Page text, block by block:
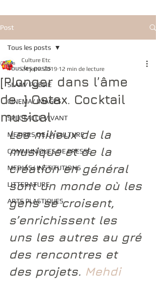
Post
Tous les posts
SLAM/ POESIE
CINEMA/ IMAGES
SPECTACLE VIVANT
METIERS DE LA CULTURE
COMMUNIQUES DE PRESSE
MEDIAS/ INSTITUTIONS
LITTERATURE
ARTS PLASTIQUES
Tous les posts
[Plonger dans l’âme
de...] Ostax. Cocktail
musical
Culture Etc
24 janv. 2019 12 min de lecture
Les milieux de la
musique et de la
création en général
sont un monde où les
gens se croisent,
s’enrichissent les
uns les autres au gré
des rencontres et
des projets. Mehdi